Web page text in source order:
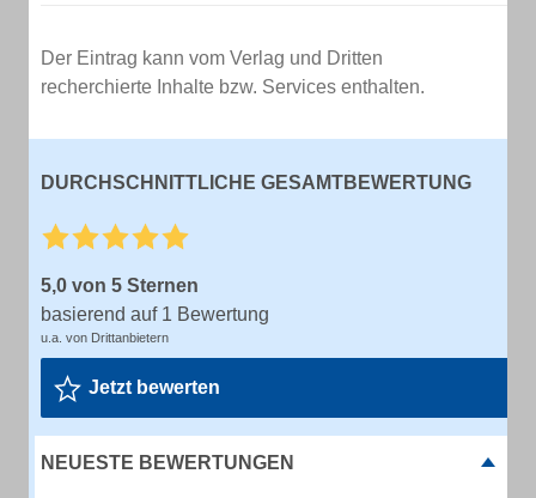
Der Eintrag kann vom Verlag und Dritten
recherchierte Inhalte bzw. Services enthalten.
DURCHSCHNITTLICHE GESAMTBEWERTUNG
5,0 von 5 Sternen
basierend auf 1 Bewertung
u.a. von Drittanbietern
Jetzt bewerten
NEUESTE BEWERTUNGEN